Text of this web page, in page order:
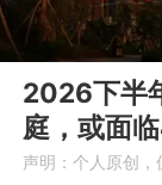
00:00
2026下半
庭，或面
声明：个人原创，